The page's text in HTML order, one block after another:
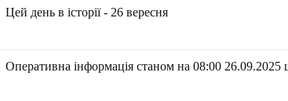
Цей день в історії - 26 вересня
Оперативна інформація станом на 08:00 26.09.2025